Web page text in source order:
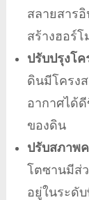
สลายสาร
สร้างฮอร์
ปรับปรุงโค
ดินมีโครง
อากาศได้
ของดิน
ปรับสภาพ
โตซานมีส่
อยู่ในระดั